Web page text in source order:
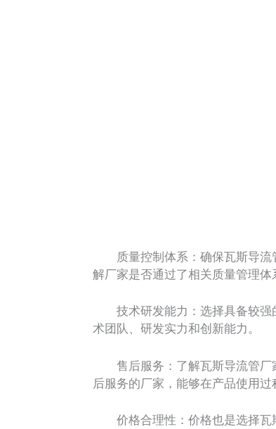
质量控制体系：确保瓦斯导流
解厂家是否通过了相关质量管理体
技术研发能力：选择具备较强
术团队、研发实力和创新能力。
售后服务：了解瓦斯导流管厂
后服务的厂家，能够在产品使用过
价格合理性：价格也是选择瓦